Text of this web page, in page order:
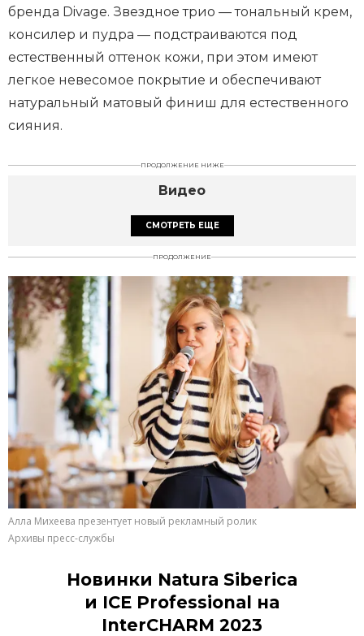
бренда Divage. Звездное трио — тональный крем,
консилер и пудра — подстраиваются под
естественный оттенок кожи, при этом имеют
легкое невесомое покрытие и обеспечивают
натуральный матовый финиш для естественного
сияния.
ПРОДОЛЖЕНИЕ НИЖЕ
Видео
СМОТРЕТЬ ЕЩЕ
ПРОДОЛЖЕНИЕ
Алла Михеева презентует новый рекламный ролик
Архивы пресс-службы
Новинки Natura Siberica
и ICE Professional на
InterCHARM 2023